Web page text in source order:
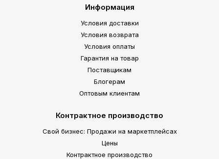
Информация
Условия доставки
Условия возврата
Условия оплаты
Гарантия на товар
Поставщикам
Блогерам
Оптовым клиентам
Контрактное производство
Свой бизнес: Продажи на маркетплейсах
Цены
Контрактное производство